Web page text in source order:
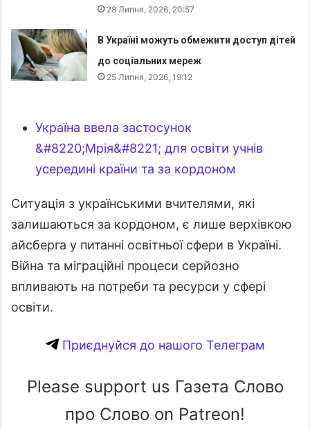
28 Липня, 2026, 20:57
В Україні можуть обмежити доступ дітей
до соціальних мереж
25 Липня, 2026, 19:12
Україна ввела застосунок
&#8220;Мрія&#8221; для освіти учнів
усередині країни та за кордоном
Ситуація з українськими вчителями, які
залишаються за кордоном, є лише верхівкою
айсберга у питанні освітньої сфери в Україні.
Війна та міграційні процеси серйозно
впливають на потреби та ресурси у сфері
освіти.
Приєднуйся до нашого Телеграм
Please support us Газета Слово
про Слово on Patreon!